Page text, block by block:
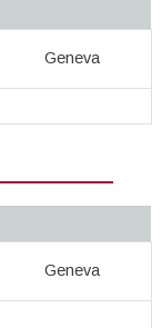
Geneva
Geneva